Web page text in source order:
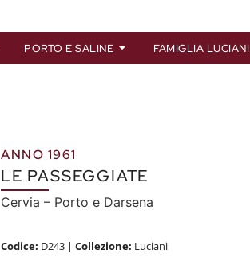
PORTO E SALINE FAMIGLIA LUCIANI
ANNO 1961
LE PASSEGGIATE
Cervia – Porto e Darsena
Codice: D243 | Collezione: Luciani